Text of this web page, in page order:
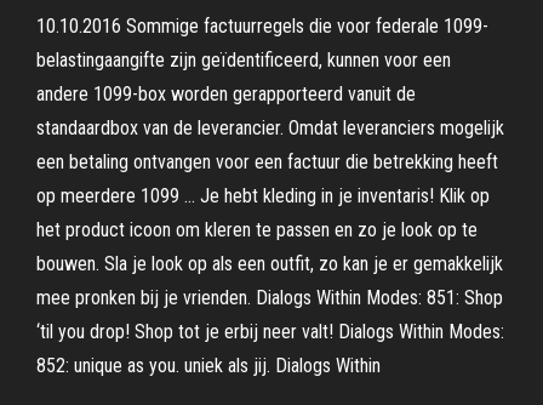
10.10.2016 Sommige factuurregels die voor federale 1099-
belastingaangifte zijn geïdentificeerd, kunnen voor een
andere 1099-box worden gerapporteerd vanuit de
standaardbox van de leverancier. Omdat leveranciers mogelijk
een betaling ontvangen voor een factuur die betrekking heeft
op meerdere 1099 … Je hebt kleding in je inventaris! Klik op
het product icoon om kleren te passen en zo je look op te
bouwen. Sla je look op als een outfit, zo kan je er gemakkelijk
mee pronken bij je vrienden. Dialogs Within Modes: 851: Shop
‘til you drop! Shop tot je erbij neer valt! Dialogs Within Modes:
852: unique as you. uniek als jij. Dialogs Within